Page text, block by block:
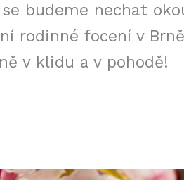
budeme nechat
rodinné focení v
v klidu a v pohodě!